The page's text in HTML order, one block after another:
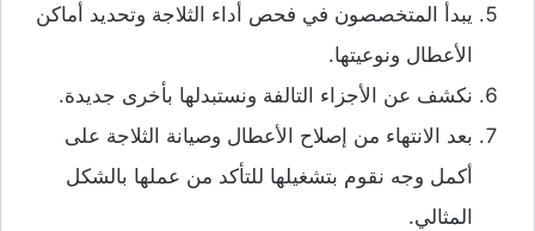
يبدأ المتخصصون في فحص أداء الثلاجة وتحديد أماكن
الأعطال ونوعيتها.
نكشف عن الأجزاء التالفة ونستبدلها بأخرى جديدة.
بعد الانتهاء من إصلاح الأعطال وصيانة الثلاجة على
أكمل وجه نقوم بتشغيلها للتأكد من عملها بالشكل
المثالي.